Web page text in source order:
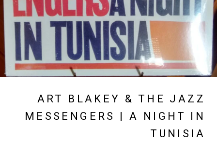
ART BLAKEY & THE JAZZ
MESSENGERS | A NIGHT IN
TUNISIA